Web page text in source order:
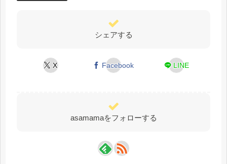
シェアする
X Facebook LINE
asamamaをフォローする